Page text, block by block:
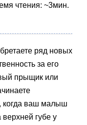
чтения: ~3мин.
ряд новых
за его
прыщик или
когда ваш малыш
губе у